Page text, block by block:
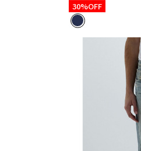
30%OFF